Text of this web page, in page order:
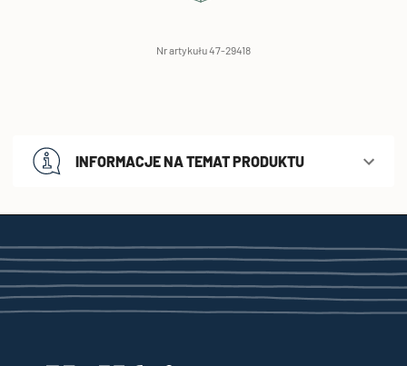
Nr artykułu 47-29418
INFORMACJE NA TEMAT PRODUKTU